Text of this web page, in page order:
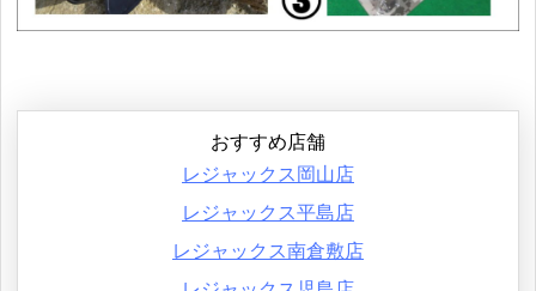
おすすめ店舗
レジャックス岡山店
レジャックス平島店
レジャックス南倉敷店